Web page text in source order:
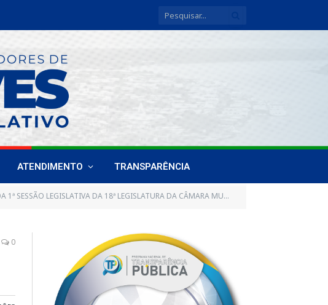
ATENDIMENTO TRANSPARÊNCIA
DA 18ª LEGISLATURA DA CÂMARA MUNICIPAL DE BREVES, DE 09 DE NOVEMBRO DE 2017
0